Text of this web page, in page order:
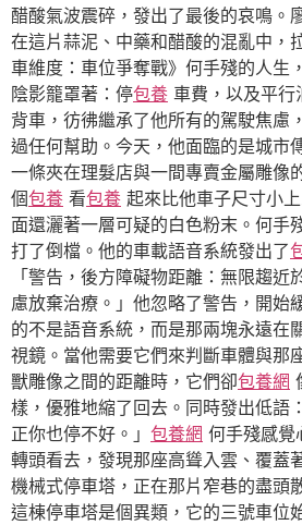
醋酸氣波震碎，發出了最後的哀鳴。
在這片蒜泥、中藥和醋酸的混亂中，
車維度：車位爭奪戰》何手殘的人生
陰影籠罩著：停包養 車費，以及平行
背車，彷彿繼承了他所有的駕駛焦慮
過任何幫助。今天，他面臨的是城市
一條夾在理髮店與一間專賣金屬雕像
個包養 看包養 起來比他車子尺寸小
面還灑著一層可疑的白色粉末。何手
打了倒檔。他的車載語音系統發出了
「警告，後方障礙物距離：無限趨近
慮放棄治療。」他忽略了警告，開始
的不是語音系統，而是那兩塊永遠在
視鏡。當他需要它們來判斷車體與那
獸雕像之間的距離時，它們卻包養網
樣，優雅地縮了回去。同時發出低語
正你也停不好。」 包養網 何手殘感覺
轉頭看去，發現那座高聳入雲、覆蓋
機械式停車塔，正在那片窄巷的盡頭
這棟停車塔是個異類，它的三號車位